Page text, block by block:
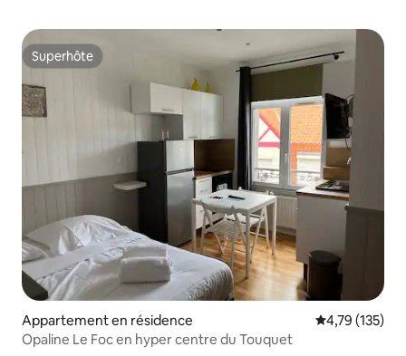
Superhôte
Superhôte
Appartement en résidence Évaluation
4,79 (135)
Opaline Le Foc en hyper centre du Touquet